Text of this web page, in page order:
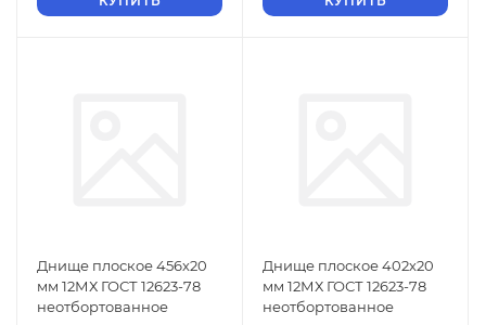
Днище плоское 456х20
мм 12МХ ГОСТ 12623-78
неотбортованное
Днище плоское 402х20
мм 12МХ ГОСТ 12623-78
неотбортованное